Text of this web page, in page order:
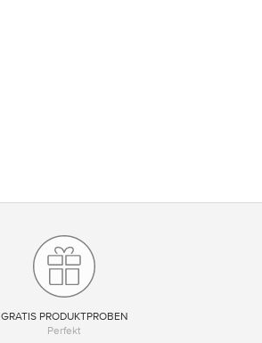
GRATIS PRODUKTPROBEN
Perfekt